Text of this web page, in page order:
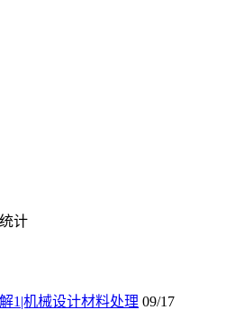
计
1|机械设计材料处理 09/17